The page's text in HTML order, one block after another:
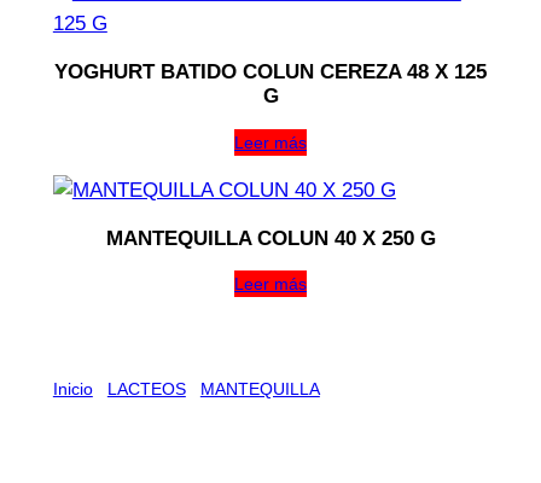
YOGHURT BATIDO COLUN CEREZA 48 X 125
G
Leer más
MANTEQUILLA COLUN 40 X 250 G
Leer más
Inicio/ LACTEOS/ MANTEQUILLA/ MANTEQUILLA